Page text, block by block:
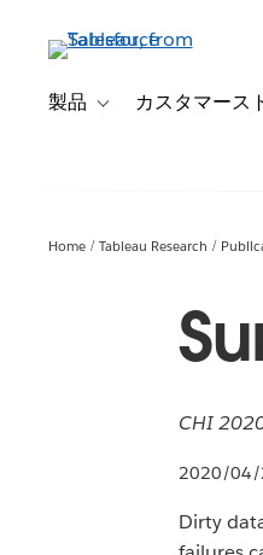
製品 Toggle sub-navigation
カスタマース
Home Tableau Research
CHI
2020/04/
Dirty